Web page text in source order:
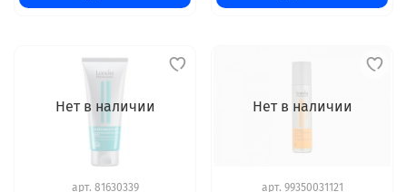
Нет в наличии
арт. 81630339
Нет в наличии
арт. 99350031121